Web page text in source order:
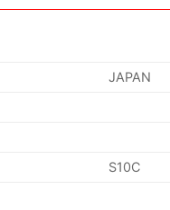
JAPAN
S10C